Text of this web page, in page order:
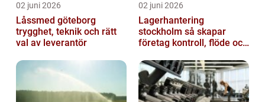
02 juni 2026
Låssmed göteborg
trygghet, teknik och rätt
val av leverantör
02 juni 2026
Lagerhantering
stockholm så skapar
företag kontroll, flöde och